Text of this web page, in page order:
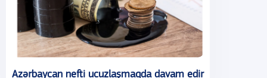
Azərbaycan nefti ucuzlaşmaqda davam edir